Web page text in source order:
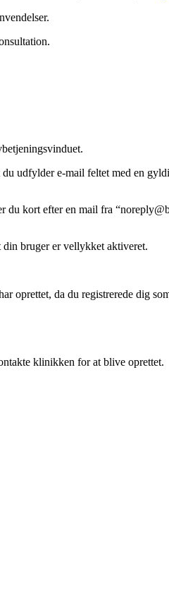
udfylder e-mail feltet med en
kort efter en mail fra
bruger er vellykket aktiveret.
oprettet, da du registrerede dig
klinikken for at blive oprettet.